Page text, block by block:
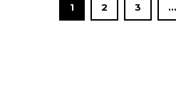
1 2 3 ...